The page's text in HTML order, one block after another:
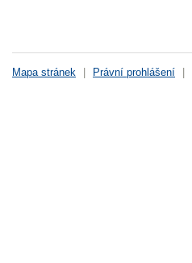
Mapa stránek | Právní prohlášení |